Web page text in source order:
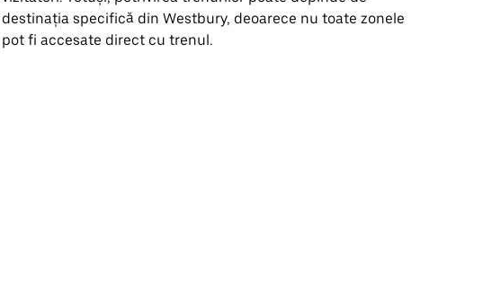
destinația specifică din Westbury, deoarece nu toate zonele
pot fi accesate direct cu trenul.